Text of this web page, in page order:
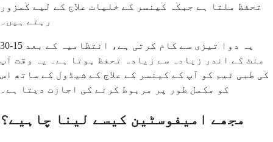
تحفظ ملتا ہے جبکہ کینسر کے خلیات علاج کے لیے کمزور
رہتے ہیں۔
یہ دوا تیزی سے کام کرتی ہے، انتظامیہ کے بعد 15-30
منٹ کے اندر زیادہ سے زیادہ تحفظ ہوتا ہے۔ یہ وقت آپ
کی طبی ٹیم کو آپ کے کینسر کے علاج کے شیڈول کے ساتھ اس
کو مکمل طور پر مربوط کرنے کی اجازت دیتا ہے۔
مجھے امیفوسٹین کیسے لینا چاہیے؟